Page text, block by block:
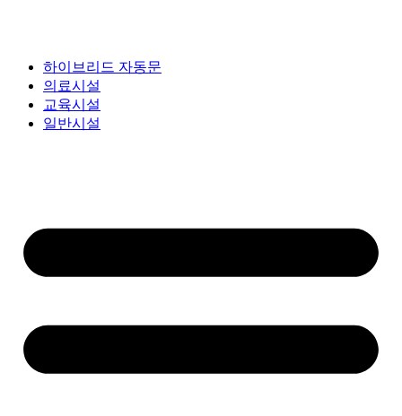
하이브리드 자동문
의료시설
교육시설
일반시설